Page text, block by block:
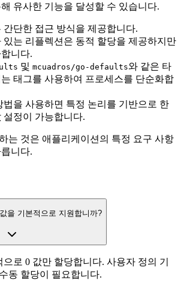
유사한 기능을 달성할 수 있습니다.
간단한 접근 방식을 제공합니다.
있는 리플렉션은 동적 할당을 제공하지만
니다.
및 mcuadros/go-defaults와 같은 타
태그를 사용하여 프로세스를 단순화합
법을 사용하면 특정 논리를 기반으로 한
설정이 가능합니다.
는 것은 애플리케이션의 특정 요구 사항
니다.
을 기본적으로 지원합니까?
로 0 값만 할당합니다. 사용자 정의 기
동 할당이 필요합니다.